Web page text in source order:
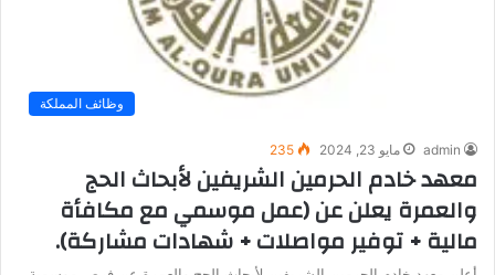
وظائف المملكة
admin مايو 23, 2024 235
معهد خادم الحرمين الشريفين لأبحاث الحج
والعمرة يعلن عن (عمل موسمي مع مكافأة
مالية + توفير مواصلات + شهادات مشاركة).